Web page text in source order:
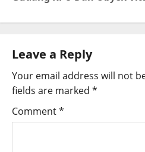
Leave a Reply
Your email address will not
fields are marked *
Comment*